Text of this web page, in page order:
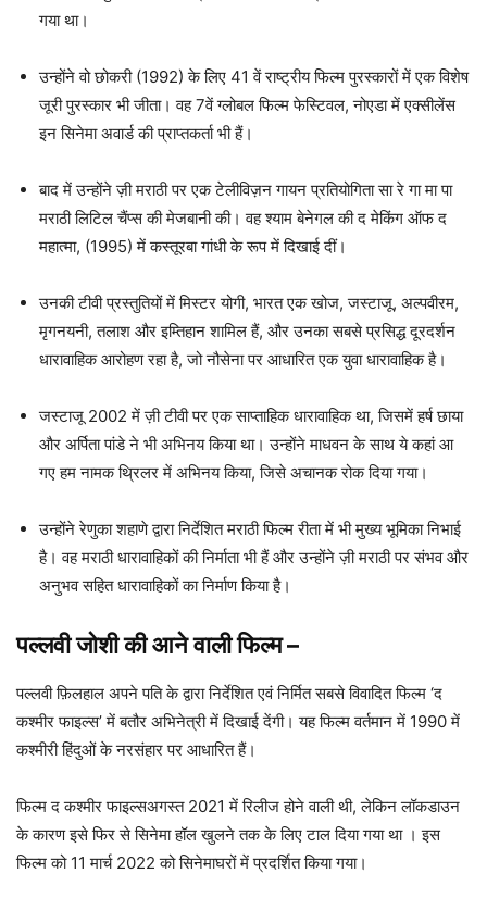
गया था।
उन्होंने वो छोकरी (1992) के लिए 41 वें राष्ट्रीय फिल्म पुरस्कारों में एक विशेष
जूरी पुरस्कार भी जीता। वह 7वें ग्लोबल फिल्म फेस्टिवल, नोएडा में एक्सीलेंस
इन सिनेमा अवार्ड की प्राप्तकर्ता भी हैं।
बाद में उन्होंने ज़ी मराठी पर एक टेलीविज़न गायन प्रतियोगिता सा रे गा मा पा
मराठी लिटिल चैंप्स की मेजबानी की। वह श्याम बेनेगल की द मेकिंग ऑफ द
महात्मा, (1995) में कस्तूरबा गांधी के रूप में दिखाई दीं।
उनकी टीवी प्रस्तुतियों में मिस्टर योगी, भारत एक खोज, जस्टाजू, अल्पवीरम,
मृगनयनी, तलाश और इम्तिहान शामिल हैं, और उनका सबसे प्रसिद्ध दूरदर्शन
धारावाहिक आरोहण रहा है, जो नौसेना पर आधारित एक युवा धारावाहिक है।
जस्टाजू 2002 में ज़ी टीवी पर एक साप्ताहिक धारावाहिक था, जिसमें हर्ष छाया
और अर्पिता पांडे ने भी अभिनय किया था। उन्होंने माधवन के साथ ये कहां आ
गए हम नामक थ्रिलर में अभिनय किया, जिसे अचानक रोक दिया गया।
उन्होंने रेणुका शहाणे द्वारा निर्देशित मराठी फिल्म रीता में भी मुख्य भूमिका निभाई
है। वह मराठी धारावाहिकों की निर्माता भी हैं और उन्होंने ज़ी मराठी पर संभव और
अनुभव सहित धारावाहिकों का निर्माण किया है।
पल्लवी जोशीकी आने वाली फिल्म –
पल्लवी फ़िलहाल अपने पति के द्वारा निर्देशित एवं निर्मित सबसे विवादित फिल्म ‘द
कश्मीर फाइल्स’ में बतौर अभिनेत्री में दिखाई देंगी। यह फिल्म वर्तमान में 1990 में
कश्मीरी हिंदुओं के नरसंहार पर आधारित हैं।
फिल्म द कश्मीर फाइल्सअगस्त 2021 में रिलीज होने वाली थी, लेकिन लॉकडाउन
के कारण इसे फिर से सिनेमा हॉल खुलने तक के लिए टाल दिया गया था । इस
फिल्म को 11 मार्च 2022 को सिनेमाघरों में प्रदर्शित किया गया।